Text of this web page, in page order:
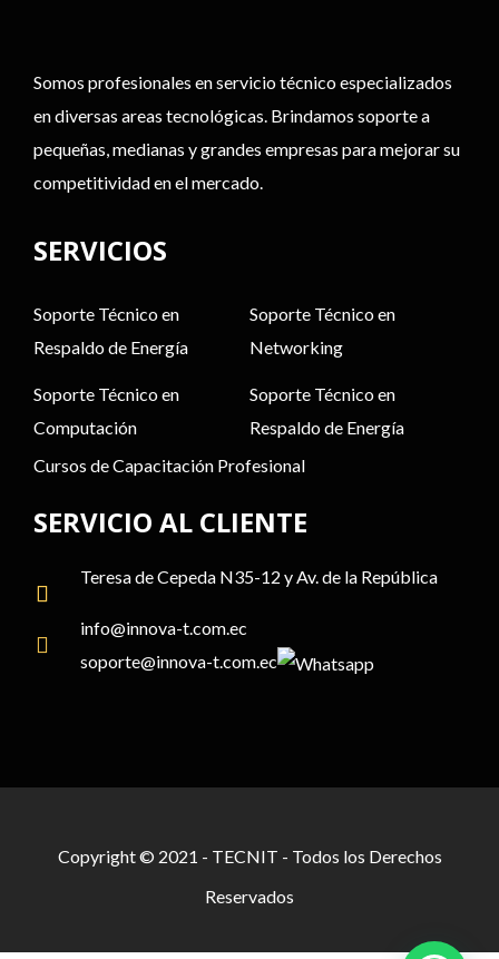
Somos profesionales en servicio técnico especializados
en diversas areas tecnológicas. Brindamos soporte a
pequeñas, medianas y grandes empresas para mejorar su
competitividad en el mercado.
SERVICIOS
Soporte Técnico en
Respaldo de Energía
Soporte Técnico en
Networking
Soporte Técnico en
Computación
Soporte Técnico en
Respaldo de Energía
Cursos de Capacitación Profesional
SERVICIO AL CLIENTE
Teresa de Cepeda N35-12 y Av. de la República
info@innova-t.com.ec
soporte@innova-t.com.ec
Copyright © 2021 - TECNIT - Todos los Derechos
Reservados